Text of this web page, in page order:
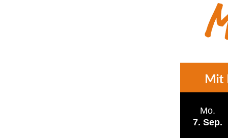
Mo.
7 Sep.